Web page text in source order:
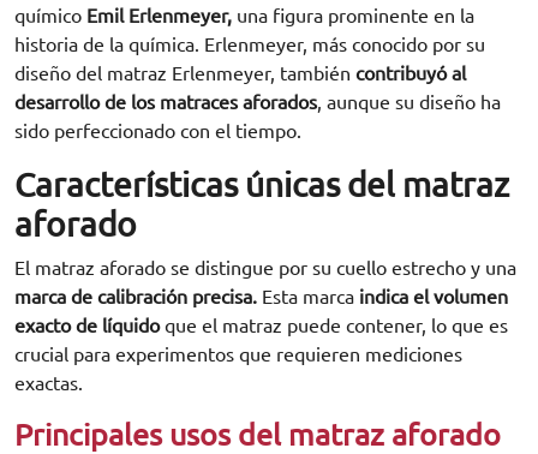
químico Emil Erlenmeyer, una figura prominente en la
historia de la química. Erlenmeyer, más conocido por su
diseño del matraz Erlenmeyer, también contribuyó al
desarrollo de los matraces aforados, aunque su diseño ha
sido perfeccionado con el tiempo.
Características únicas del matraz
aforado
El matraz aforado se distingue por su cuello estrecho y una
marca de calibración precisa. Esta marca indica el volumen
exacto de líquidoque el matraz puede contener, lo que es
crucial para experimentos que requieren mediciones
exactas.
Principales usos del matraz aforado